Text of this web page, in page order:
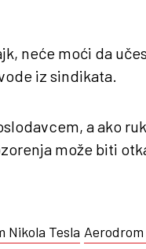
neće moći da
iz sindikata.
a ako
može biti
Nikola Tesla